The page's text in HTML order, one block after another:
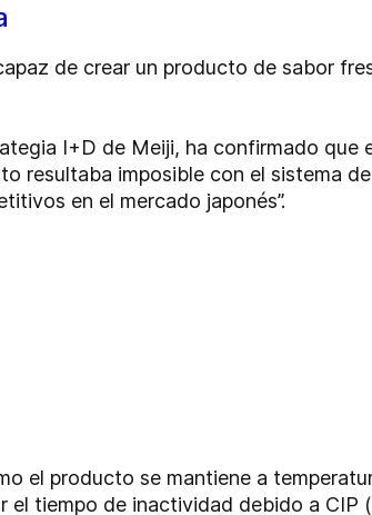
de crear un producto de sabor
I+D de Meiji, ha confirmado que
resultaba imposible con el sistema
en el mercado japonés”.
el producto se mantiene a
tiempo de inactividad debido a CIP